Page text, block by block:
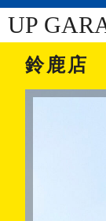
UP
鈴鹿店